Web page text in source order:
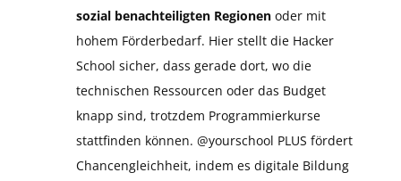
sozial benachteiligten Regionen oder mit
hohem Förderbedarf. Hier stellt die Hacker
School sicher, dass gerade dort, wo die
technischen Ressourcen oder das Budget
knapp sind, trotzdem Programmierkurse
stattfinden können. @yourschool PLUS fördert
Chancengleichheit, indem es digitale Bildung